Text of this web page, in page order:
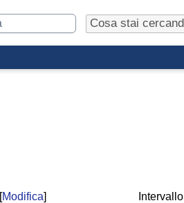
[Modifica]
Intervallo